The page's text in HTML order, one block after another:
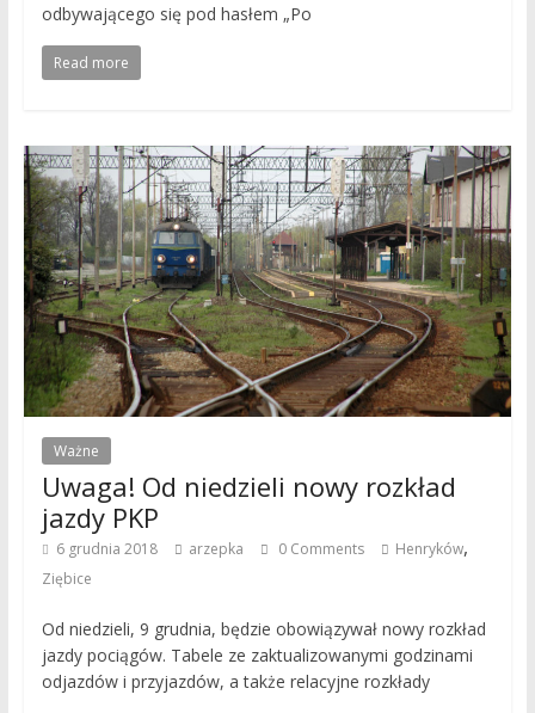
odbywającego się pod hasłem „Po
Read more
Ważne
Uwaga! Od niedzieli nowy rozkład
jazdy PKP
6 grudnia 2018 arzepka 0 Comments Henryków,
Ziębice
Od niedzieli, 9 grudnia, będzie obowiązywał nowy rozkład
jazdy pociągów. Tabele ze zaktualizowanymi godzinami
odjazdów i przyjazdów, a także relacyjne rozkłady